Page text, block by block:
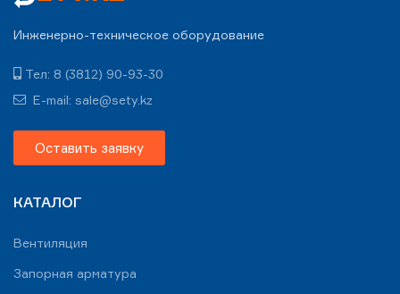
Инженерно-техническое оборудование
Тел: 8 (3812) 90-93-30
E-mail: sale@sety.kz
Оставить заявку
КАТАЛОГ
Вентиляция
Запорная арматура